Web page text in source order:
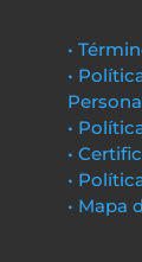
•
•
•
•
•
• Mapa